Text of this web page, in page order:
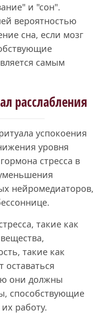
и "сон".
вероятностью
сна, если мозг
самым
расслабления
успокоения
уровня
стресса в
нейромедиаторов,
такие как
такие как
они должны
способствующие
работу.